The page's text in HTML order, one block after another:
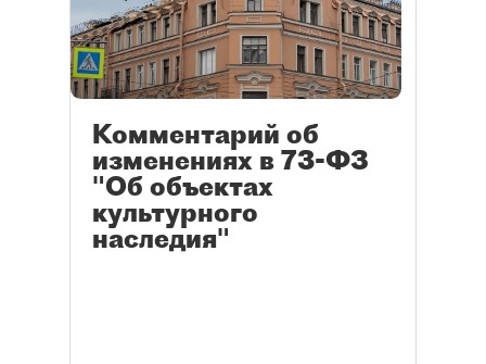
Комментарий об
изменениях в 73-ФЗ
"Об объектах
культурного
наследия"